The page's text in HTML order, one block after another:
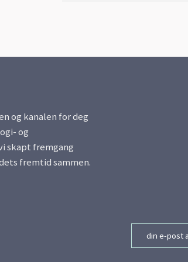
og kanalen for deg
og
skapt fremgang
fremtid sammen.